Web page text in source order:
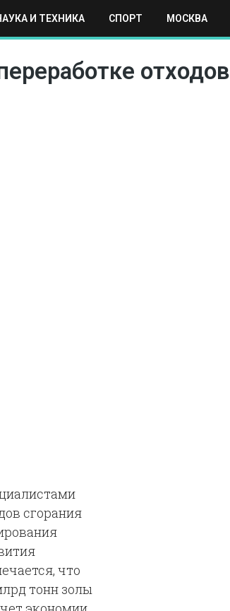
И ТЕХНИКА СПОРТ МОСКВА
МИР
отходов
сгорания
что
тонн золы